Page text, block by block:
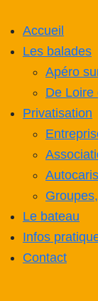
Accueil
Les balades
Apéro
De Loire
Privatisation
Le bateau
Infos
Contact